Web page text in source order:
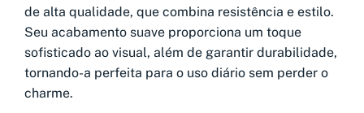
de alta qualidade, que combina resistência e estilo.
Seu acabamento suave proporciona um toque
sofisticado ao visual, além de garantir durabilidade,
tornando-a perfeita para o uso diário sem perder o
charme.